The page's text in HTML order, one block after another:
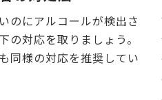
のにアルコールが検出さ
の対応を取りましょう。
同様の対応を推奨してい